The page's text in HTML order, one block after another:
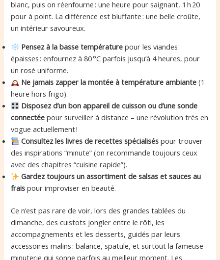
blanc, puis on réenfourne : une heure pour saignant, 1 h 20
pour à point. La différence est bluffante : une belle croûte,
un intérieur savoureux.
Pensez à la basse température pour les viandes
épaisses : enfournez à 80 °C parfois jusqu’à 4 heures, pour
un rosé uniforme.
Ne jamais zapper la montée à température ambiante (1
heure hors frigo).
Disposez d’un bon appareil de cuisson ou d’une sonde
connectée pour surveiller à distance – une révolution très en
vogue actuellement !
Consultez les livres de recettes spécialisés pour trouver
des inspirations “minute” (on recommande toujours ceux
avec des chapitres “cuisine rapide”).
Gardez toujours un assortiment de salsas et sauces au
frais pour improviser en beauté.
Ce n’est pas rare de voir, lors des grandes tablées du
dimanche, des cuistots jongler entre le rôti, les
accompagnements et les desserts, guidés par leurs
accessoires malins : balance, spatule, et surtout la fameuse
minuterie qui sonne parfois au meilleur moment. Les